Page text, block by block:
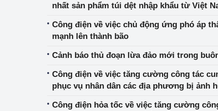
nhất sản phẩm túi dệt nhập khẩu từ Việt
Công điện về việc chủ động ứng phó áp
mạnh lên thành bão
Cảnh báo thủ đoạn lừa đảo mới trong
Công điện về việc tăng cường công tác
phục vụ nhân dân các địa phương bị ảnh
Công điện hỏa tốc về việc tăng cường